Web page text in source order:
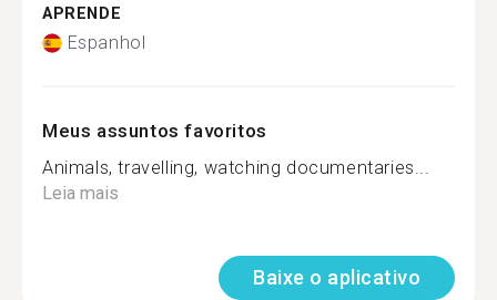
APRENDE
Espanhol
Meus assuntos favoritos
Animals, travelling, watching documentaries...
Leia mais
Baixe o aplicativo